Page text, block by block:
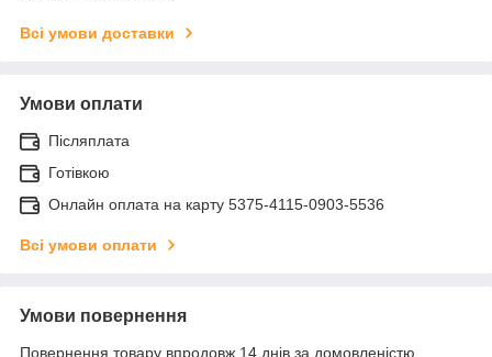
Всі умови доставки
Умови оплати
Післяплата
Готівкою
Онлайн оплата на карту 5375-4115-0903-5536
Всі умови оплати
Умови повернення
Повернення товару впродовж 14 днів за домовленістю